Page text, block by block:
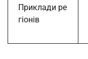
Приклади ре
гіонів